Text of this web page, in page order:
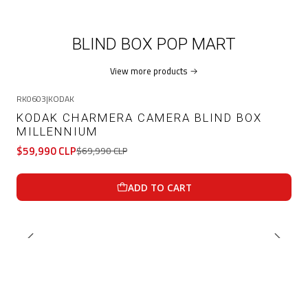
BLIND BOX POP MART
View more products
RK0603|KODAK
KODAK CHARMERA CAMERA BLIND BOX
MILLENNIUM
$59,990 CLP$69,990 CLP
ADD TO CART